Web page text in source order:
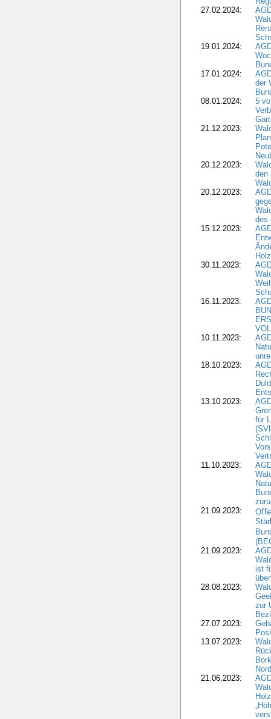
27.02.2024:
19.01.2024:
17.01.2024:
der
08.01.2024:
5
21.12.2023:
20.12.2023:
den
20.12.2023:
des
15.12.2023:
30.11.2023:
16.11.2023:
10.11.2023:
18.10.2023:
13.10.2023:
für
11.10.2023:
21.09.2023:
21.09.2023:
ist
28.08.2023:
zur
27.07.2023:
13.07.2023:
21.06.2023: